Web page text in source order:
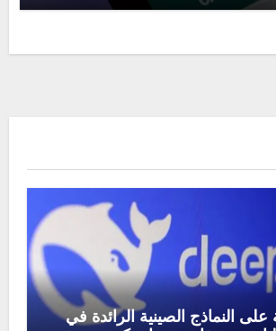
النماذج الصينية الرائدة في